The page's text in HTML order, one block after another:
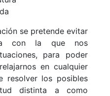
se pretende evitar
con la que nos
para poder
en cualquier
resolver los posibles
distinta a como